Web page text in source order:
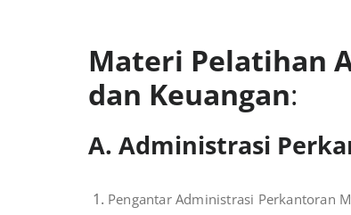
Materi Pelatihan
dan Keuangan:
A. Administrasi
Pengantar Administrasi Perkantoran